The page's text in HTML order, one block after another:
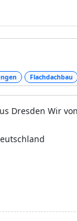
entsprechen
Flachdachbau
Dresden Wir